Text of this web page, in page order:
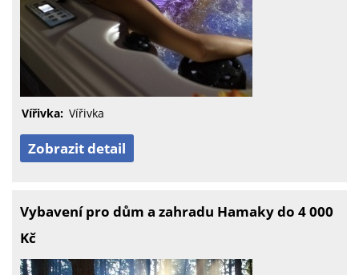
Vířivka: Vířivka
Zobrazit detail
Vybavení pro dům a zahradu Hamaky do 4 000
Kč